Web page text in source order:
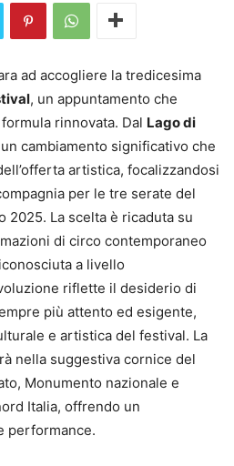
ad accogliere la tredicesima
, un appuntamento che
rinnovata. Dal Lago di
cambiamento significativo che
artistica, focalizzandosi
per le tre serate del
2025. La scelta è ricaduta su
di circo contemporaneo
a livello
riflette il desiderio di
più attento ed esigente,
e artistica del festival. La
nella suggestiva cornice del
Monumento nazionale e
Italia, offrendo un
performance.